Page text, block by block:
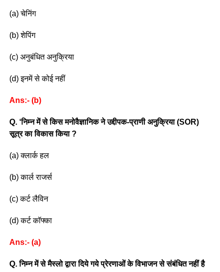
(a) चेनिंग
(b) शेपिंग
(c) अनुबंधित अनुक्रिया
(d) इनमें से कोई नहीं
Ans:- (b)
Q. ‘निम्न में से किस मनोवैज्ञानिक ने उद्दीपक-प्राणी अनुक्रिया (SOR)
सूत्र का विकास किया ?
(a) क्लार्क हल
(b) कार्ल राजर्स
(c) कर्ट लैविन
(d) कर्ट कॉफ्का
Ans:- (a)
Q. निम्न में से मैस्लो द्वारा दिये गये प्रेरणाओं के विभाजन से संबंधित नहीं है